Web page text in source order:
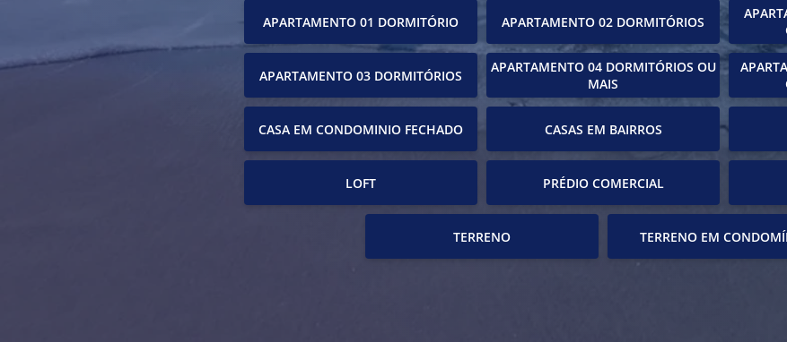
APARTAMENTO 01 DORMITÓRIO APARTAMENTO 02 DORMITÓRIOS
APARTAMENTO 03 DORMITÓRIOS
APARTAMENTO 04 DORMITÓRIOS OU
MAIS
CASA EM CONDOMINIO FECHADO CASAS EM BAIRROS
LOFT PRÉDIO COMERCIAL
TERRENO TERRENO EM